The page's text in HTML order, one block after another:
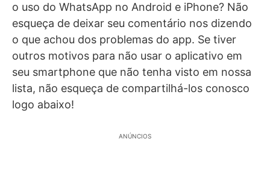
o uso do WhatsApp no Android e iPhone? Não
esqueça de deixar seu comentário nos dizendo
o que achou dos problemas do app. Se tiver
outros motivos para não usar o aplicativo em
seu smartphone que não tenha visto em nossa
lista, não esqueça de compartilhá-los conosco
logo abaixo!
ANÚNCIOS